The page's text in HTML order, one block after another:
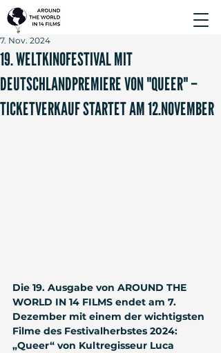
19. WELTKINOFESTIVAL MIT
DEUTSCHLANDPREMIERE VON "QUEER" –
TICKETVERKAUF STARTET AM 12.NOVEMBER
7. Nov. 2024
Die 19. Ausgabe von AROUND THE
WORLD IN 14 FILMS endet am 7.
Dezember mit einem der wichtigsten
Filme des Festivalherbstes 2024:
„Queer“ von Kultregisseur Luca